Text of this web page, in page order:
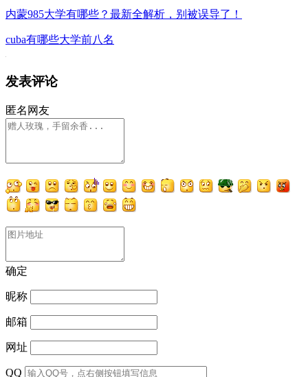
内蒙985大学有哪些？最新全解析，别被误导了！
cuba有哪些大学前八名
发表评论
匿名网友
确定
昵称
邮箱
网址
QQ